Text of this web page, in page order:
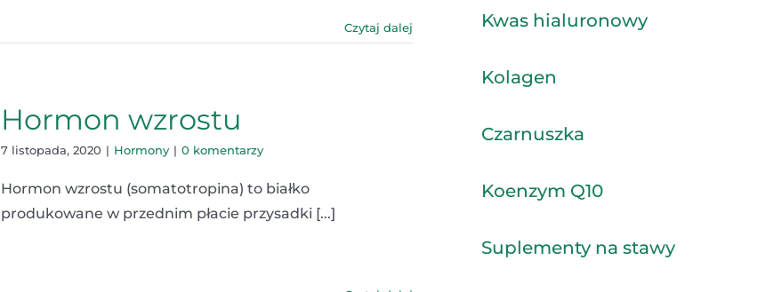
Czytaj dalej
Hormon wzrostu
7 listopada, 2020 | Hormony | 0 komentarzy
Hormon wzrostu (somatotropina) to białko
produkowane w przednim płacie przysadki [...]
Kwas hialuronowy
Kolagen
Czarnuszka
Koenzym Q10
Suplementy na stawy